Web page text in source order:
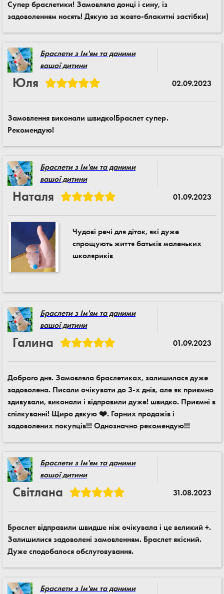
Супер браслетики! Замовляла донці і сину, із
задоволенням носять! Дякую за жовто-блакитні застібки)
Браслети з Ім'ям та даними
вашої дитини
Юля 02.09.2023
Замовлення виконали швидко!Браслет супер.
Рекомендую!
Браслети з Ім'ям та даними
вашої дитини
Наталя 01.09.2023
Чудові речі для діток, які дуже
спрощують життя батьків маленьких
школяриків
Браслети з Ім'ям та даними
вашої дитини
Галина 01.09.2023
Доброго дня. Замовляла браслетиках, залишилася дуже
задоволена. Писали очікувати до 3-х днів, але як приємно
здивували, виконали і відправили дуже! швидко. Приємні в
спілкуванні! Щиро дякую ❤️. Гарних продажів і
задоволених покупців!!! Однозначно рекомендую!!!
Браслети з Ім'ям та даними
вашої дитини
Світлана 31.08.2023
Браслет відправили швидше ніж очікувала і це великий +.
Залишилися задоволені замовленням. Браслет якісний.
Дуже сподобалося обслуговування.
Браслети з Ім'ям та даними